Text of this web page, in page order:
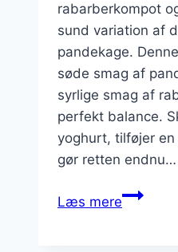
rabarberkompot
sund variation af
pandekage.
søde smag af
syrlige smag af
perfekt balance.
yoghurt, tilføjer
gør retten endnu…
Læs mere